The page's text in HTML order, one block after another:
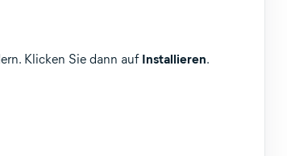
Klicken Sie dann auf Installieren.